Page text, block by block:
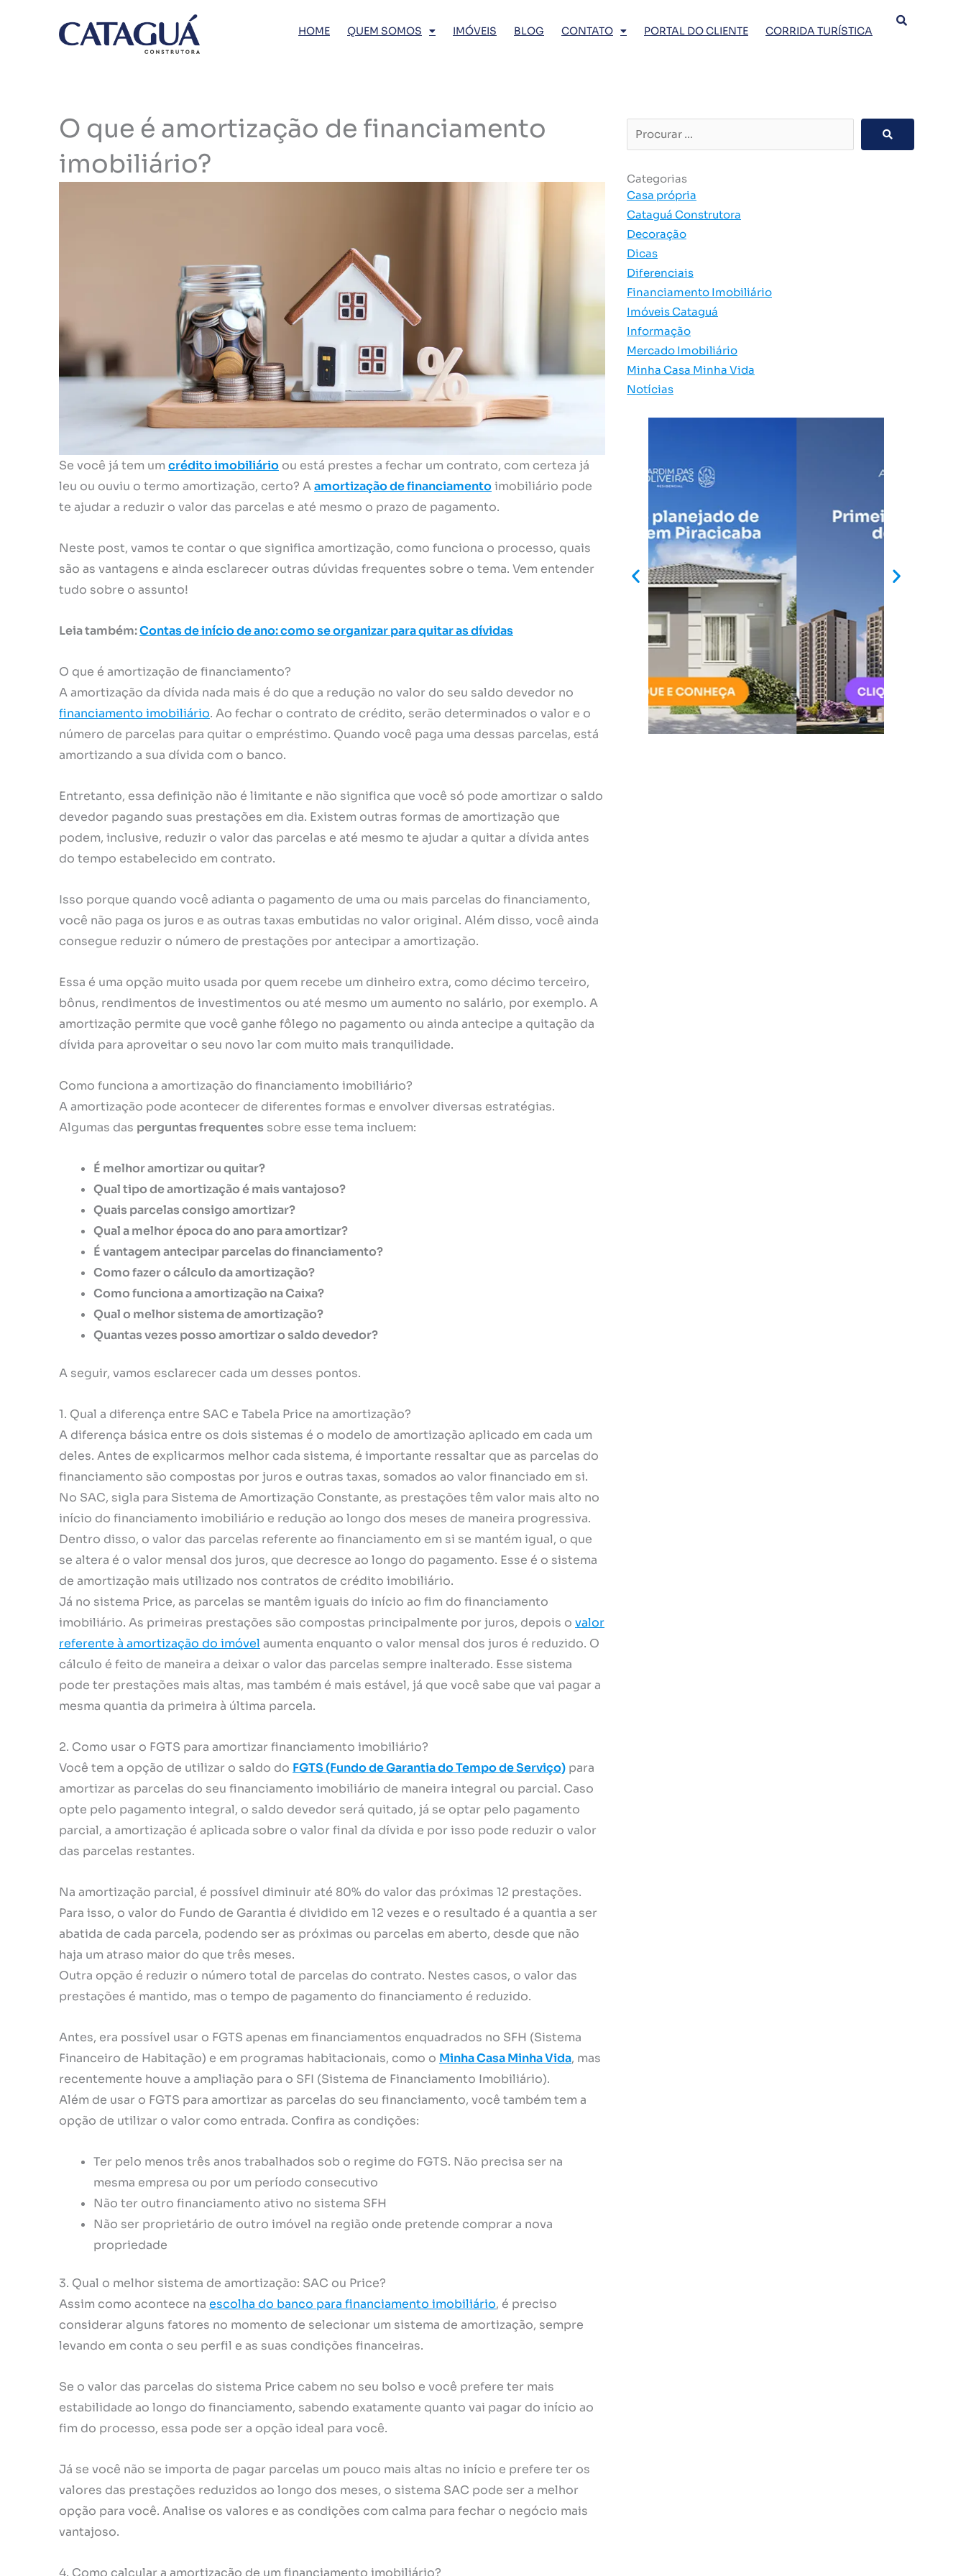
HOME QUEM SOMOS IMÓVEIS BLOG CONTATO PORTAL DO CLIENTE CORRIDA TURÍSTICA
O que é amortização de financiamento
imobiliário?
Se você já tem um crédito imobiliário ou está prestes a fechar um contrato, com certeza já
leu ou ouviu o termo amortização, certo? Aamortização de financiamentoimobiliário pode
te ajudar a reduzir o valor das parcelas e até mesmo o prazo de pagamento.
Neste post, vamos te contar o que significa amortização, como funciona o processo, quais
são as vantagens e ainda esclarecer outras dúvidas frequentes sobre o tema. Vem entender
tudo sobre o assunto!
Leia também:Contas de início de ano: como se organizar para quitar as dívidas
O que é amortização de financiamento?
A amortização da dívida nada mais é do que a redução no valor do seu saldo devedor no
financiamento imobiliário. Ao fechar o contrato de crédito, serão determinados o valor e o
número de parcelas para quitar o empréstimo. Quando você paga uma dessas parcelas, está
amortizando a sua dívida com o banco.
Entretanto, essa definição não é limitante e não significa que você só pode amortizar o saldo
devedor pagando suas prestações em dia. Existem outras formas de amortização que
podem, inclusive, reduzir o valor das parcelas e até mesmo te ajudar a quitar a dívida antes
do tempo estabelecido em contrato.
Isso porque quando você adianta o pagamento de uma ou mais parcelas do financiamento,
você não paga os juros e as outras taxas embutidas no valor original. Além disso, você ainda
consegue reduzir o número de prestações por antecipar a amortização.
Essa é uma opção muito usada por quem recebe um dinheiro extra, como décimo terceiro,
bônus, rendimentos de investimentos ou até mesmo um aumento no salário, por exemplo. A
amortização permite que você ganhe fôlego no pagamento ou ainda antecipe a quitação da
dívida para aproveitar o seu novo lar com muito mais tranquilidade.
Como funciona a amortização do financiamento imobiliário?
A amortização pode acontecer de diferentes formas e envolver diversas estratégias.
Algumas das perguntas frequentes sobre esse tema incluem:
É melhor amortizar ou quitar?
Qual tipo de amortização é mais vantajoso?
Quais parcelas consigo amortizar?
Qual a melhor época do ano para amortizar?
É vantagem antecipar parcelas do financiamento?
Como fazer o cálculo da amortização?
Como funciona a amortização na Caixa?
Qual o melhor sistema de amortização?
Quantas vezes posso amortizar o saldo devedor?
A seguir, vamos esclarecer cada um desses pontos.
1. Qual a diferença entre SAC e Tabela Price na amortização?
A diferença básica entre os dois sistemas é o modelo de amortização aplicado em cada um
deles. Antes de explicarmos melhor cada sistema, é importante ressaltar que as parcelas do
financiamento são compostas por juros e outras taxas, somados ao valor financiado em si.
No SAC, sigla para Sistema de Amortização Constante, as prestações têm valor mais alto no
início do financiamento imobiliário e redução ao longo dos meses de maneira progressiva.
Dentro disso, o valor das parcelas referente ao financiamento em si se mantém igual, o que
se altera é o valor mensal dos juros, que decresce ao longo do pagamento. Esse é o sistema
de amortização mais utilizado nos contratos de crédito imobiliário.
Já no sistema Price, as parcelas se mantêm iguais do início ao fim do financiamento
imobiliário. As primeiras prestações são compostas principalmente por juros, depois o valor
referente à amortização do imóvel aumenta enquanto o valor mensal dos juros é reduzido. O
cálculo é feito de maneira a deixar o valor das parcelas sempre inalterado. Esse sistema
pode ter prestações mais altas, mas também é mais estável, já que você sabe que vai pagar a
mesma quantia da primeira à última parcela.
2. Como usar o FGTS para amortizar financiamento imobiliário?
Você tem a opção de utilizar o saldo do FGTS (Fundo de Garantia do Tempo de Serviço) para
amortizar as parcelas do seu financiamento imobiliário de maneira integral ou parcial. Caso
opte pelo pagamento integral, o saldo devedor será quitado, já se optar pelo pagamento
parcial, a amortização é aplicada sobre o valor final da dívida e por isso pode reduzir o valor
das parcelas restantes.
Na amortização parcial, é possível diminuir até 80% do valor das próximas 12 prestações.
Para isso, o valor do Fundo de Garantia é dividido em 12 vezes e o resultado é a quantia a ser
abatida de cada parcela, podendo ser as próximas ou parcelas em aberto, desde que não
haja um atraso maior do que três meses.
Outra opção é reduzir o número total de parcelas do contrato. Nestes casos, o valor das
prestações é mantido, mas o tempo de pagamento do financiamento é reduzido.
Antes, era possível usar o FGTS apenas em financiamentos enquadrados no SFH (Sistema
Financeiro de Habitação) e em programas habitacionais, como o Minha Casa Minha Vida, mas
recentemente houve a ampliação para o SFI (Sistema de Financiamento Imobiliário).
Além de usar o FGTS para amortizar as parcelas do seu financiamento, você também tem a
opção de utilizar o valor como entrada. Confira as condições:
Ter pelo menos três anos trabalhados sob o regime do FGTS. Não precisa ser na
mesma empresa ou por um período consecutivo
Não ter outro financiamento ativo no sistema SFH
Não ser proprietário de outro imóvel na região onde pretende comprar a nova
propriedade
3. Qual o melhor sistema de amortização: SAC ou Price?
Assim como acontece na escolha do banco para financiamento imobiliário, é preciso
considerar alguns fatores no momento de selecionar um sistema de amortização, sempre
levando em conta o seu perfil e as suas condições financeiras.
Se o valor das parcelas do sistema Price cabem no seu bolso e você prefere ter mais
estabilidade ao longo do financiamento, sabendo exatamente quanto vai pagar do início ao
fim do processo, essa pode ser a opção ideal para você.
Já se você não se importa de pagar parcelas um pouco mais altas no início e prefere ter os
valores das prestações reduzidos ao longo dos meses, o sistema SAC pode ser a melhor
opção para você. Analise os valores e as condições com calma para fechar o negócio mais
vantajoso.
4. Como calcular a amortização de um financiamento imobiliário?
Procurar
…
Categorias
Casa própria
Cataguá Construtora
Decoração
Dicas
Diferenciais
Financiamento Imobiliário
Imóveis Cataguá
Informação
Mercado Imobiliário
Minha Casa Minha Vida
Notícias